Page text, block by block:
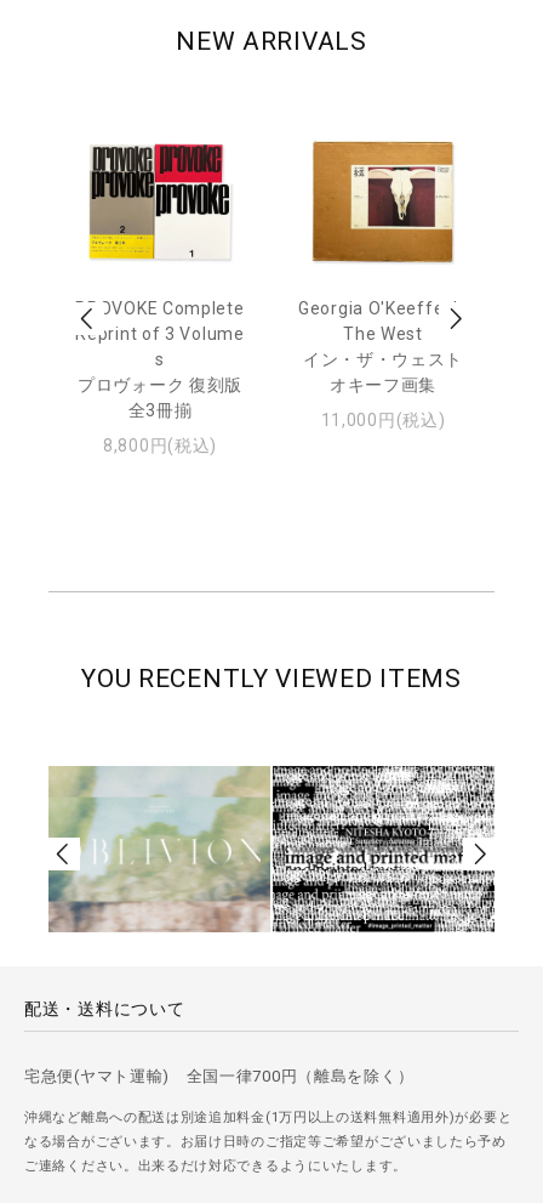
NEW ARRIVALS
PROVOKE Complete
Reprint of 3 Volume
s
プロヴォーク 復刻版
全3冊揃
8,800円(税込)
Georgia O'Keeffe: In
The West
イン・ザ・ウェスト
オキーフ画集
11,000円(税込)
YOU RECENTLY VIEWED ITEMS
配送・送料について
宅急便(ヤマト運輸) 全国一律700円（離島を除く）
沖縄など離島への配送は別途追加料金(1万円以上の送料無料適用外)が必要と
なる場合がございます。お届け日時のご指定等ご希望がございましたら予め
ご連絡ください。出来るだけ対応できるようにいたします。